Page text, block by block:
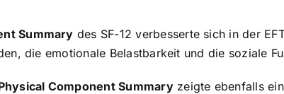
Summary des SF-12 verbesserte sich in der
die emotionale Belastbarkeit und die soziale
Component Summaryzeigte ebenfalls